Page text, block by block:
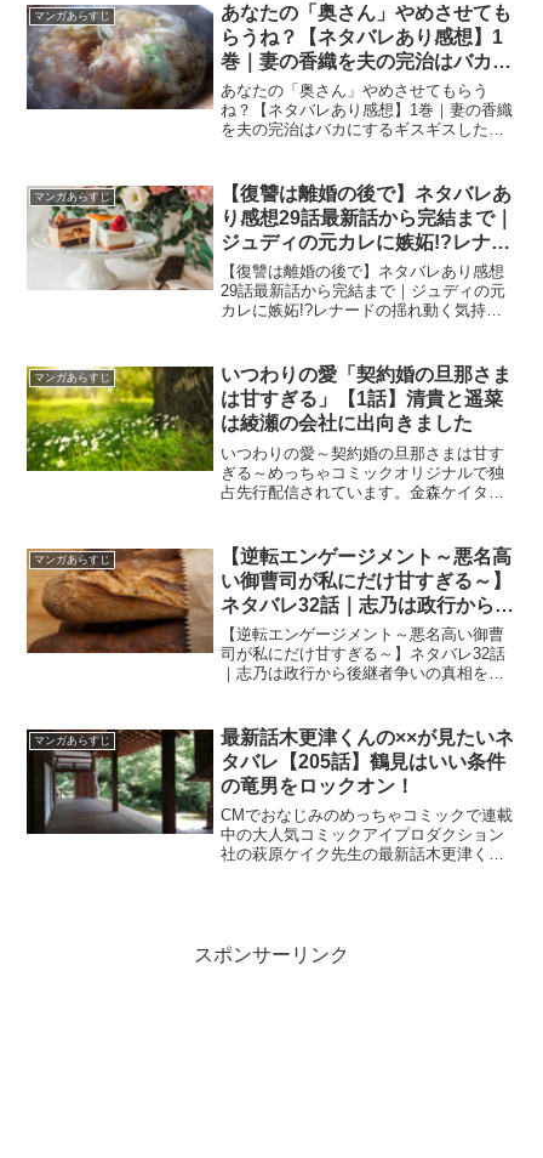
マンガあらすじ
あなたの「奥さん」やめさせても
らうね？【ネタバレあり感想】1
巻｜妻の香織を夫の完治はバカに
するギスギスした夫婦
あなたの「奥さん」やめさせてもらう
ね？【ネタバレあり感想】1巻｜妻の香織
を夫の完治はバカにするギスギスした夫
マンガあらすじ
【復讐は離婚の後で】ネタバレあ
り感想29話最新話から完結まで｜
ジュディの元カレに嫉妬!?レナー
ドの揺れ動く気持ちも必見
【復讐は離婚の後で】ネタバレあり感想
29話最新話から完結まで｜ジュディの元
カレに嫉妬!?レナードの揺れ動く気持ち
マンガあらすじ
いつわりの愛「契約婚の旦那さま
は甘すぎる」【1話】清貴と遥菜
は綾瀬の会社に出向きました
いつわりの愛～契約婚の旦那さまは甘す
ぎる～めっちゃコミックオリジナルで独
占先行配信されています。金森ケイタ先
話】清貴と遥菜は綾瀬の会社に出向きま
した
マンガあらすじ
【逆転エンゲージメント～悪名高
い御曹司が私にだけ甘すぎる～】
ネタバレ32話｜志乃は政行から後
継者争いの真相を知る
【逆転エンゲージメント～悪名高い御曹
司が私にだけ甘すぎる～】ネタバレ32話
｜志乃は政行から後継者争いの真相を知
マンガあらすじ
最新話木更津くんの××が見たいネ
タバレ【205話】鶴見はいい条件
の竜男をロックオン！
CMでおなじみのめっちゃコミックで連載
中の大人気コミックアイプロダクション
社の萩原ケイク先生の最新話木更津くん
スポンサーリンク